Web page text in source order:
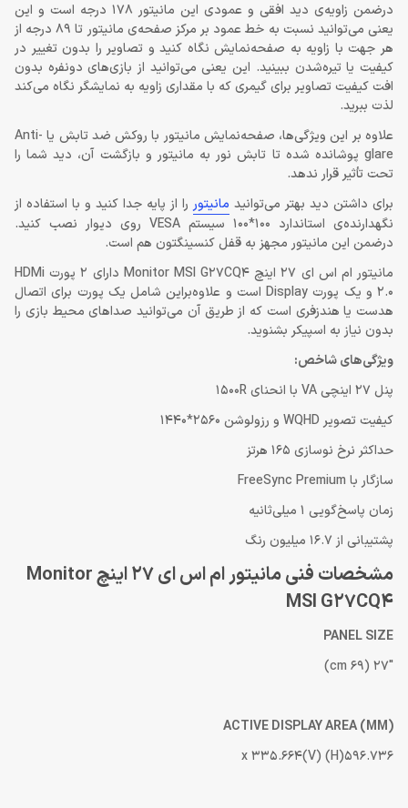
درضمن زاویه‌ی دید افقی و عمودی این مانیتور 178 درجه است و این
یعنی می‌توانید نسبت به خط عمود بر مرکز صفحه‌ی مانیتور تا 89 درجه از
هر جهت با زاویه به صفحه‌نمایش نگاه کنید و تصاویر را بدون تغییر در
کیفیت یا تیره‌شدن ببینید. این یعنی می‌توانید از بازی‌های دونفره بدون
افت کیفیت تصاویر برای گیمری که با مقداری زاویه به نمایشگر نگاه می‌کند
لذت ببرید.
علاوه بر این ویژگی‌ها، صفحه‌نمایش مانیتور با روکش ضد تابش یا Anti-
glare پوشانده شده تا تابش نور به مانیتور و بازگشت آن، دید شما را
تحت تأثیر قرار ندهد.
برای داشتن دید بهتر می‌توانید مانیتوررا از پایه جدا کنید و با استفاده از
نگهدارنده‌ی استاندارد 100*100 سیستم VESA روی دیوار نصب کنید.
درضمن این مانیتور مجهز به قفل کنسینگتون هم است.
مانیتور ام اس ای 27 اینچ Monitor MSI G27CQ4 دارای 2 پورت HDMi
2.0 و یک پورت Display است و علاوه‌براین شامل یک پورت برای اتصال
هدست یا هندزفری است که از طریق آن می‌توانید صداهای محیط بازی را
بدون نیاز به اسپیکر بشنوید.
ویژگی‌های شاخص:
پنل 27 اینچی VA با انحنای 1500R
کیفیت تصویر WQHD و رزولوشن 2560*1440
حداکثر نرخ نوسازی 165 هرتز
سازگار با FreeSync Premium
زمان پاسخ‌گویی 1 میلی‌ثانیه
پشتیبانی از 16.7 میلیون رنگ
مشخصات فنی مانیتور ام اس ای 27 اینچ Monitor
MSI G27CQ4
PANEL SIZE
27″ (69 cm)
ACTIVE DISPLAY AREA (MM)
596.736(H) x 335.664(V)